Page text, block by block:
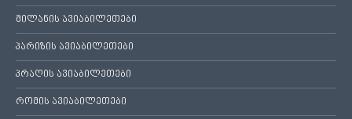
მილანის ავიაბილეთები
პარიზის ავიაბილეთები
პრაღის ავიაბილეთები
რომის ავიაბილეთები